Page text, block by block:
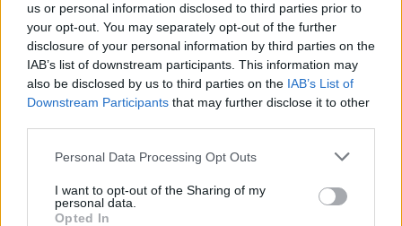
us or personal information disclosed to third parties prior to
your opt-out. You may separately opt-out of the further
disclosure of your personal information by third parties on the
IAB’s list of downstream participants. This information may
also be disclosed by us to third parties on the IAB’s List of
Downstream Participants that may further disclose it to other
Personal Data Processing Opt Outs
I want to opt-out of the Sharing of my
personal data.
Opted In